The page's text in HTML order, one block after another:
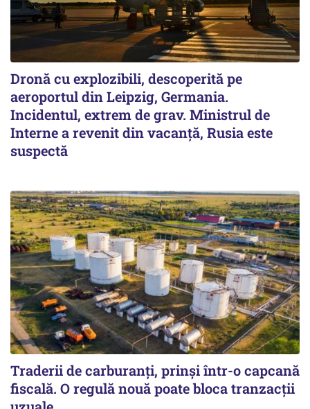
Dronă cu explozibili, descoperită pe
aeroportul din Leipzig, Germania.
Incidentul, extrem de grav. Ministrul de
Interne a revenit din vacanță, Rusia este
suspectă
Traderii de carburanți, prinși într-o capcană
fiscală. O regulă nouă poate bloca tranzacții